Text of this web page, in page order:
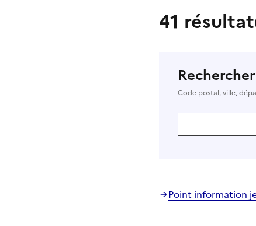
41
Code postal, ville,
Point information